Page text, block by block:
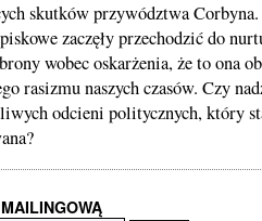
skutków przywództwa
zaczęły przechodzić do
wobec oskarżenia, że to ona
rasizmu naszych czasów. Czy
odcieni politycznych, który